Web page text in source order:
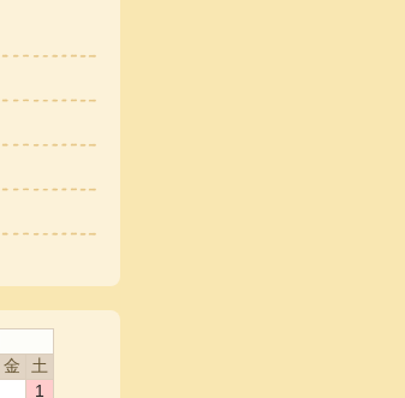
金
土
1